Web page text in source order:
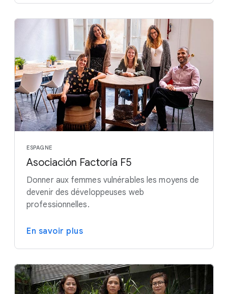
ESPAGNE
Asociación Factoría F5
Donner aux femmes vulnérables les moyens de
devenir des développeuses web
professionnelles.
En savoir plus